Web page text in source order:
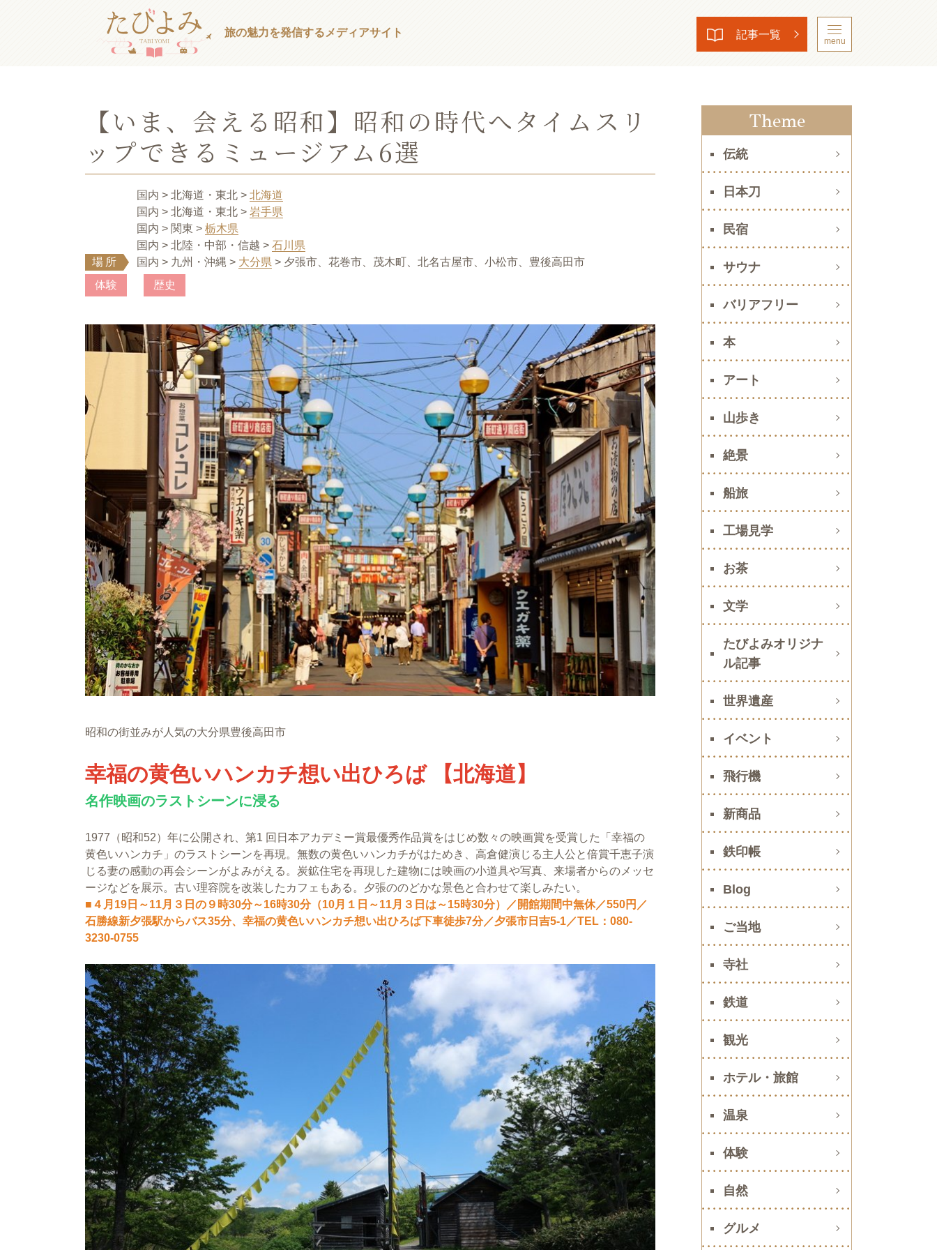
旅の魅力を発信する メディアサイト 記事一覧
menu
【いま、会える昭和】昭和の時代へタイムスリ
ップできるミュージアム6選
場所
国内 > 北海道・東北 >北海道
国内 > 北海道・東北 >岩手県
国内 > 関東 >栃木県
国内 > 北陸・中部・信越 >石川県
国内 > 九州・沖縄 > 大分県 > 夕張市、花巻市、茂木町、北名古屋市、小松市、豊後高田市
体験
歴史
昭和の街並みが人気の大分県豊後高田市
幸福の黄色いハンカチ想い出ひろば 【北海道】
名作映画のラストシーンに浸る
1977（昭和52）年に公開され、第1 回日本アカデミー賞最優秀作品賞をはじめ数々の映画賞を受賞した「幸福の
黄色いハンカチ」のラストシーンを再現。無数の黄色いハンカチがはためき、高倉健演じる主人公と倍賞千恵子演
じる妻の感動の再会シーンがよみがえる。炭鉱住宅を再現した建物には映画の小道具や写真、来場者からのメッセ
ージなどを展示。古い理容院を改装したカフェもある。夕張ののどかな景色と合わせて楽しみたい。
■４月19日～11月３日の９時30分～16時30分（10月１日～11月３日は～15時30分）／開館期間中無休／550円／
石勝線新夕張駅からバス35分、幸福の黄色いハンカチ想い出ひろば下車徒歩7分／夕張市日吉5-1／TEL：080-
3230-0755
Theme
伝統
日本刀
民宿
サウナ
バリアフリー
本
アート
山歩き
絶景
船旅
工場見学
お茶
文学
たびよみオリジナ
ル記事
世界遺産
イベント
飛行機
新商品
鉄印帳
Blog
ご当地
寺社
鉄道
観光
ホテル・旅館
温泉
体験
自然
グルメ